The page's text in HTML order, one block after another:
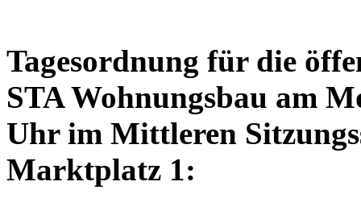
Tagesordnung für die
STA Wohnungsbau am
Uhr im Mittleren
Marktplatz 1: